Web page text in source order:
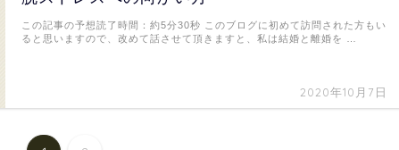
2020年10月7日
この記事の予想読了時間：約5分30秒 このブログに初めて訪問された方もい
ると思いますので、改めて話させて頂きますと、私は結婚と離婚を …